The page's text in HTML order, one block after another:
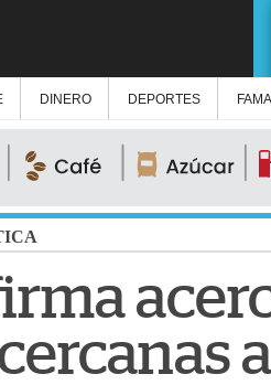
DINERO DEPORTES FAMA